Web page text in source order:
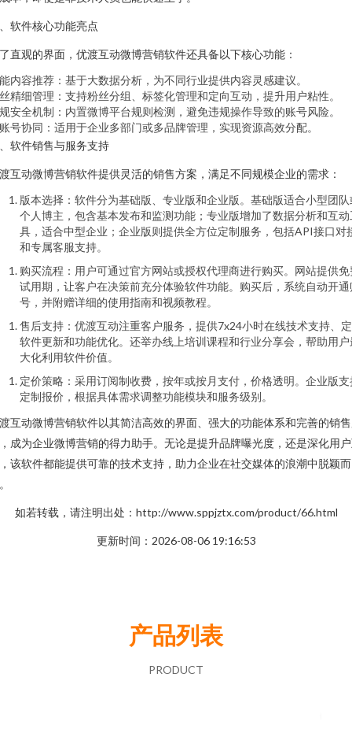
软件核心功能亮点
直观的界面，优渡互动微博营销软件还具备以下核心功能：
内容推荐：基于大数据分析，为不同行业提供内容灵感建议。
精细管理：支持粉丝分组、标签化管理和定向互动，提升用户粘性。
安全机制：内置微博平台规则检测，避免违规操作导致的账号风险。
号协同：适用于企业多部门或多品牌管理，实现资源高效分配。
软件销售与服务支持
互动微博营销软件提供灵活的销售方案，满足不同规模企业的需求：
版本选择：软件分为基础版、专业版和企业版。基础版适合小型团队
个人博主，包含基本发布和监测功能；专业版增加了数据分析和互动
具，适合中型企业；企业版则提供全方位定制服务，包括API接口对
和专属客服支持。
购买流程：用户可通过官方网站或授权代理商进行购买。网站提供免
试用期，让客户在决策前充分体验软件功能。购买后，系统自动开通
号，并附赠详细的使用指南和视频教程。
售后支持：优渡互动注重客户服务，提供7x24小时在线技术支持、
软件更新和功能优化。还举办线上培训课程和行业分享会，帮助用户
大化利用软件价值。
定价策略：采用订阅制收费，按年或按月支付，价格透明。企业版支
定制报价，根据具体需求调整功能模块和服务级别。
互动微博营销软件以其简洁高效的界面、强大的功能体系和完善的销
成为企业微博营销的得力助手。无论是提升品牌曝光度，还是深化用
该软件都能提供可靠的技术支持，助力企业在社交媒体的浪潮中脱颖而
如若转载，请注明出处：http://www.sppjztx.com/product/66.html
更新时间：2026-08-06 19:16:53
产品列表
PRODUCT